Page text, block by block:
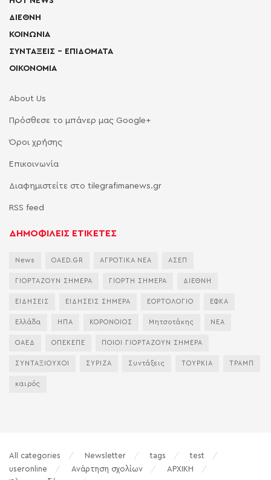
ΔΙΕΘΝΗ
ΚΟΙΝΩΝΙΑ
ΣΥΝΤΑΞΕΙΣ – ΕΠΙΔΟΜΑΤΑ
ΟΙΚΟΝΟΜΙΑ
About Us
Πρόσθεσε το μπάνερ μας Google+
Όροι χρήσης
Επικοινωνία
Διαφημιστείτε στο tilegrafimanews.gr
RSS feed
ΔΗΜΟΦΙΛΕΙΣ ΕΤΙΚΕΤΕΣ
News OAED.GR ΑΓΡΟΤΙΚΑ ΝΕΑ ΑΣΕΠ
ΓΙΟΡΤΑΖΟΥΝ ΣΗΜΕΡΑ ΓΙΟΡΤΗ ΣΗΜΕΡΑ ΔΙΕΘΝΗ
ΕΙΔΗΣΕΙΣ ΕΙΔΗΣΕΙΣ ΣΗΜΕΡΑ ΕΟΡΤΟΛΟΓΙΟ ΕΦΚΑ
Ελλάδα ΗΠΑ ΚΟΡΟΝΟΙΟΣ Μητσοτάκης ΝΕΑ
ΟΑΕΔ ΟΠΕΚΕΠΕ ΠΟΙΟΙ ΓΙΟΡΤΑΖΟΥΝ ΣΗΜΕΡΑ
ΣΥΝΤΑΞΙΟΥΧΟΙ ΣΥΡΙΖΑ Συντάξεις ΤΟΥΡΚΙΑ ΤΡΑΜΠ
καιρός
All categories Newsletter tags
test
useronline
Ανάρτηση σχολίων
ΑΡΧΙΚΗ